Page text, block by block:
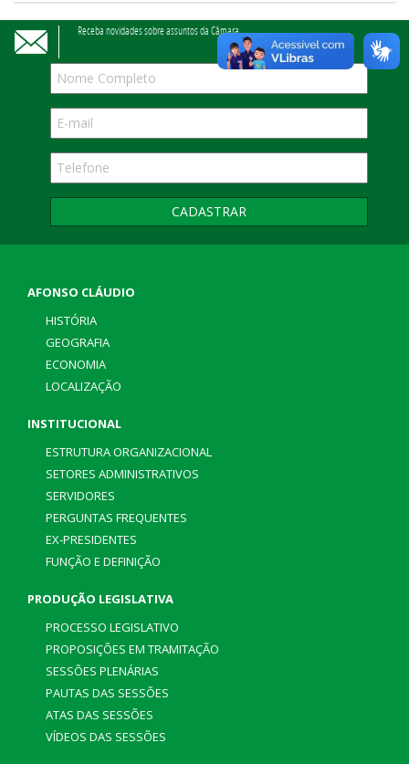
Receba novidades sobre assuntos da Câmara
CADASTRAR
AFONSO CLÁUDIO
HISTÓRIA
GEOGRAFIA
ECONOMIA
LOCALIZAÇÃO
INSTITUCIONAL
ESTRUTURA ORGANIZACIONAL
SETORES ADMINISTRATIVOS
SERVIDORES
PERGUNTAS FREQUENTES
EX-PRESIDENTES
FUNÇÃO E DEFINIÇÃO
PRODUÇÃO LEGISLATIVA
PROCESSO LEGISLATIVO
PROPOSIÇÕES EM TRAMITAÇÃO
SESSÕES PLENÁRIAS
PAUTAS DAS SESSÕES
ATAS DAS SESSÕES
VÍDEOS DAS SESSÕES